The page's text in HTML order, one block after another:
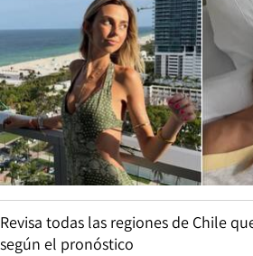
Revisa todas las regiones de Chile
según el pronóstico